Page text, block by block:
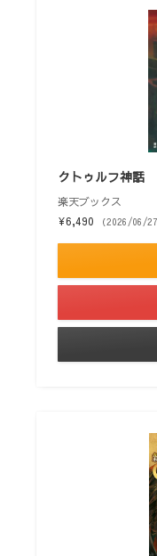
クトゥルフ神
楽天ブックス
¥6,490
（2026/06/